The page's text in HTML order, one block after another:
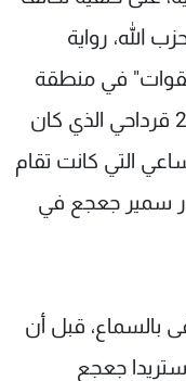
الله، رواية
في منطقة
جبيل زاروا في 24 كانون الثاني 2004 قرداحي الذي كان
التي كانت تقام
سمير جعجع في
بالسماع، قبل أن
ستريدا جعجع